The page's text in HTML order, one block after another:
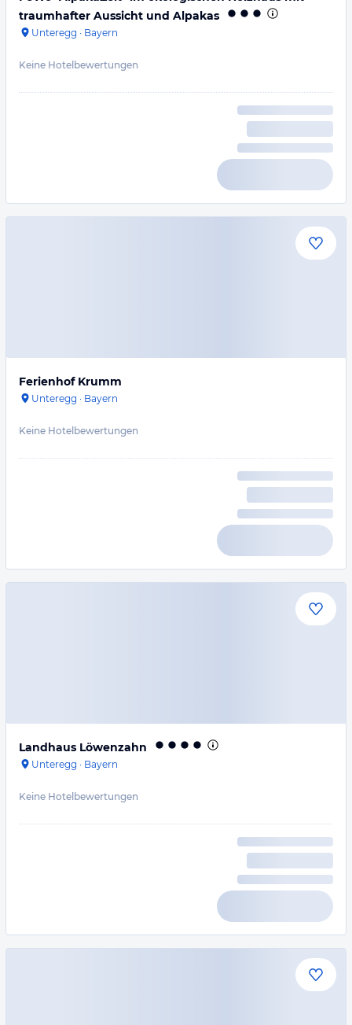
traumhafter Aussicht und Alpakas
Unteregg · Bayern
Keine Hotelbewertungen
Ferienhof Krumm
Unteregg · Bayern
Keine Hotelbewertungen
Landhaus Löwenzahn
Unteregg · Bayern
Keine Hotelbewertungen